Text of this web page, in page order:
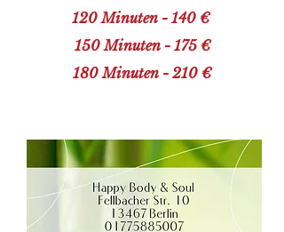
120 Minuten - 140 €
150 Minuten - 175 €
180 Minuten - 210 €